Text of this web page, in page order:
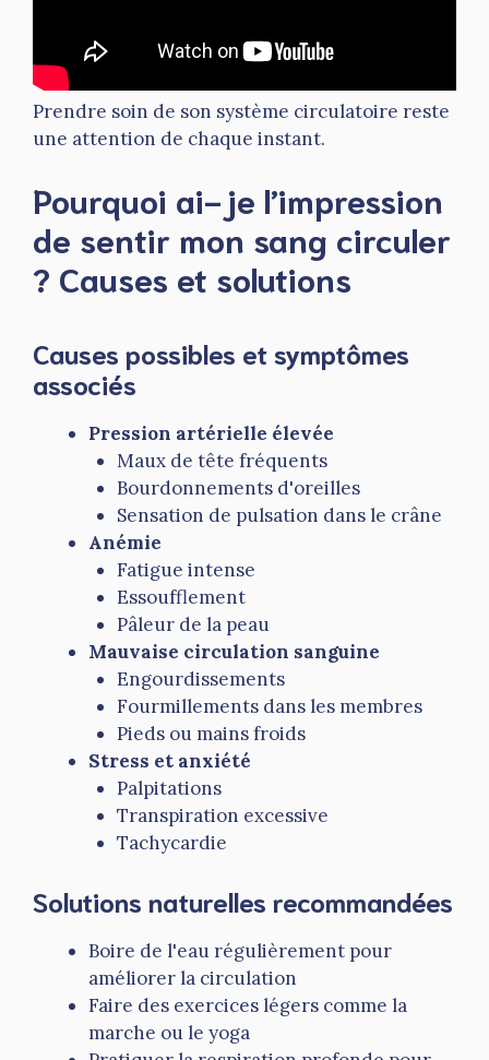
Prendre soin de son système circulatoire reste
une attention de chaque instant.
Pourquoi ai-je l’impression
de sentir mon sang circuler
? Causes et solutions
Causes possibles et symptômes
associés
Pression artérielle élevée
Maux de tête fréquents
Bourdonnements d'oreilles
Sensation de pulsation dans le crâne
Anémie
Fatigue intense
Essoufflement
Pâleur de la peau
Mauvaise circulation sanguine
Engourdissements
Fourmillements dans les membres
Pieds ou mains froids
Stress et anxiété
Palpitations
Transpiration excessive
Tachycardie
Solutions naturelles recommandées
Boire de l'eau régulièrement pour
améliorer la circulation
Faire des exercices légers comme la
marche ou le yoga